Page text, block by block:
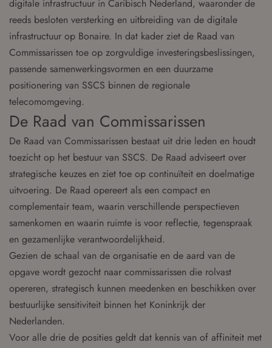
digitale infrastructuur in Caribisch Nederland, waaronder de
reeds besloten versterking en uitbreiding van de digitale
infrastructuur op Bonaire. In dat kader ziet de Raad van
Commissarissen toe op zorgvuldige investeringsbeslissingen,
passende samenwerkingsvormen en een duurzame
positionering van SSCS binnen de regionale
telecomomgeving.
De Raad van Commissarissen
De Raad van Commissarissen bestaat uit drie leden en houdt
toezicht op het bestuur van SSCS. De Raad adviseert over
strategische keuzes en ziet toe op continuïteit en doelmatige
uitvoering. De Raad opereert als een compact en
complementair team, waarin verschillende perspectieven
samenkomen en waarin ruimte is voor reflectie, tegenspraak
en gezamenlijke verantwoordelijkheid.
Gezien de schaal van de organisatie en de aard van de
opgave wordt gezocht naar commissarissen die rolvast
opereren, strategisch kunnen meedenken en beschikken over
bestuurlijke sensitiviteit binnen het Koninkrijk der
Nederlanden.
Voor alle drie de posities geldt dat kennis van of affiniteit met